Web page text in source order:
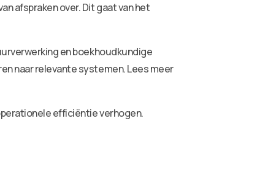
afspraken over. Dit gaat van het
en boekhoudkundige
naar relevante systemen. Lees meer
efficiëntie verhogen.